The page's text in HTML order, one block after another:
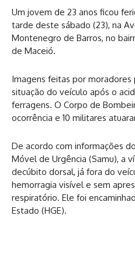
Um jovem de 23 anos ficou
tarde deste sábado (23), na
Montenegro de Barros, no
de Maceió.
Imagens feitas por
situação do veículo após o
ferragens. O Corpo de
ocorrência e 10 militares
De acordo com informações
Móvel de Urgência (Samu), a
decúbito dorsal, já fora do
hemorragia visível e sem
respiratório. Ele foi
Estado (HGE).